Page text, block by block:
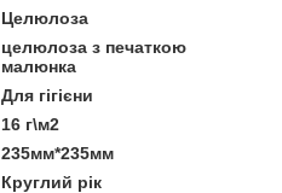
Целюлоза
целюлоза з печаткою
малюнка
Для гігієни
16 г\м2
235мм*235мм
Круглий рік